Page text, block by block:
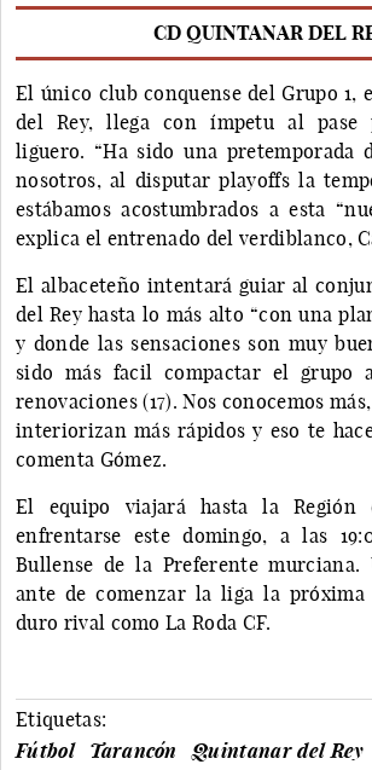
CD QUINTANAR DEL
El único club conquense del Grupo 1,
del Rey, llega con ímpetu al
liguero. “Ha sido una pretemporada
nosotros, al disputar playoffs la
estábamos acostumbrados a esta
explica el entrenado del verdiblanco,
El albaceteño intentará guiar al
del Rey hasta lo más alto “con una
y donde las sensaciones son muy
sido más facil compactar el grupo
renovaciones (17). Nos conocemos
interiorizan más rápidos y eso te
comenta Gómez.
El equipo viajará hasta la Región
enfrentarse este domingo, a las
Bullense de la Preferente murciana.
ante de comenzar la liga la próxima
duro rival como La Roda CF.
Etiquetas:
Fútbol
Tarancón
Quintanar del Rey